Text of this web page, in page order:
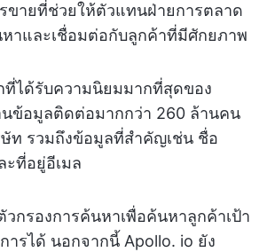
ขายที่ช่วยให้ตัวแทนฝ่ายการตลาด
าและเชื่อมต่อกับลูกค้าที่มีศักยภาพ
ที่ได้รับความนิยมมากที่สุดของ
ข้อมูลติดต่อมากกว่า 260 ล้านคน
ท รวมถึงข้อมูลที่สำคัญเช่น ชื่อ
ะที่อยู่อีเมล
กรองการค้นหาเพื่อค้นหาลูกค้าเป้า
รได้ นอกจากนี้ Apollo. io ยัง